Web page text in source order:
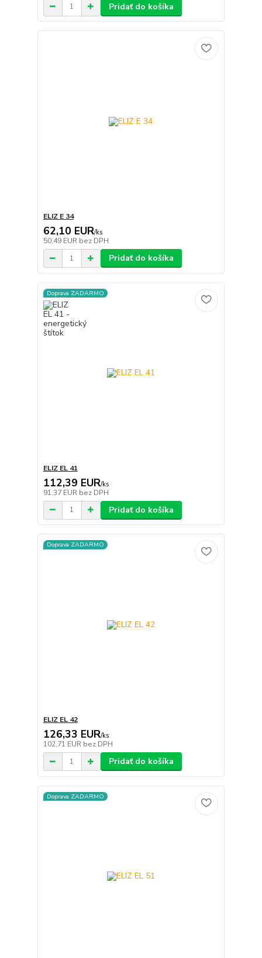
Pridať do košíka
ELIZ E 34
62,10 EUR/ks
50,49 EUR bez DPH
Pridať do košíka
Doprava ZADARMO
ELIZ EL 41
112,39 EUR/ks
91,37 EUR bez DPH
Pridať do košíka
Doprava ZADARMO
ELIZ EL 42
126,33 EUR/ks
102,71 EUR bez DPH
Pridať do košíka
Doprava ZADARMO